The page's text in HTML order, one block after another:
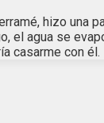
hizo una
el agua se
casarme con él.